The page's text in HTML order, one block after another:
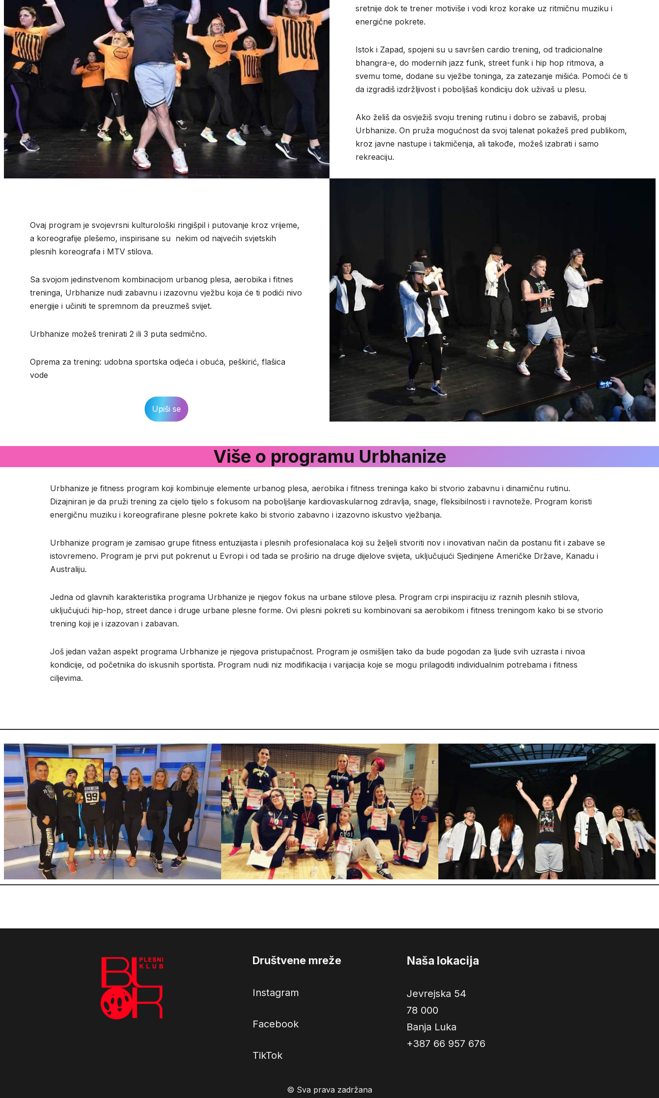
sretnije dok te trener motiviše i vodi kroz korake uz ritmičnu muziku i
energične pokrete.
Istok i Zapad, spojeni su u savršen cardio trening, od tradicionalne
bhangra-e, do modernih jazz funk, street funk i hip hop ritmova, a
svemu tome, dodane su vježbe toninga, za zatezanje mišića. Pomoći će ti
da izgradiš izdržljivost i poboljšaš kondiciju dok uživaš u plesu.
Ako želiš da osvježiš svoju trening rutinu i dobro se zabaviš, probaj
Urbhanize. On pruža mogućnost da svoj talenat pokažeš pred publikom,
kroz javne nastupe i takmičenja, ali takođe, možeš izabrati i samo
rekreaciju.
Ovaj program je svojevrsni kulturološki ringišpil i putovanje kroz vrijeme,
a koreografije plešemo, inspirisane su nekim od najvećih svjetskih
plesnih koreografa i MTV stilova.
Sa svojom jedinstvenom kombinacijom urbanog plesa, aerobika i fitnes
treninga, Urbhanize nudi zabavnu i izazovnu vježbu koja će ti podići nivo
energije i učiniti te spremnom da preuzmeš svijet.
Urbhanize možeš trenirati 2 ili 3 puta sedmično.
Oprema za trening: udobna sportska odjeća i obuća, peškirić, flašica
vode
Upiši se
Više o programu Urbhanize
Urbhanize je fitness program koji kombinuje elemente urbanog plesa, aerobika i fitness treninga kako bi stvorio zabavnu i dinamičnu rutinu.
Dizajniran je da pruži trening za cijelo tijelo s fokusom na poboljšanje kardiovaskularnog zdravlja, snage, fleksibilnosti i ravnoteže. Program koristi
energičnu muziku i koreografirane plesne pokrete kako bi stvorio zabavno i izazovno iskustvo vježbanja.
Urbhanize program je zamisao grupe fitness entuzijasta i plesnih profesionalaca koji su željeli stvoriti nov i inovativan način da postanu fit i zabave se
istovremeno. Program je prvi put pokrenut u Evropi i od tada se proširio na druge dijelove svijeta, uključujući Sjedinjene Američke Države, Kanadu i
Australiju.
Jedna od glavnih karakteristika programa Urbhanize je njegov fokus na urbane stilove plesa. Program crpi inspiraciju iz raznih plesnih stilova,
uključujući hip-hop, street dance i druge urbane plesne forme. Ovi plesni pokreti su kombinovani sa aerobikom i fitness treningom kako bi se stvorio
trening koji je i izazovan i zabavan.
Još jedan važan aspekt programa Urbhanize je njegova pristupačnost. Program je osmišljen tako da bude pogodan za ljude svih uzrasta i nivoa
kondicije, od početnika do iskusnih sportista. Program nudi niz modifikacija i varijacija koje se mogu prilagoditi individualnim potrebama i fitness
ciljevima.
Društvene mreže
Instagram
Facebook
TikTok
Naša lokacija
Jevrejska 54
78 000
Banja Luka
+387 66 957 676
© Sva prava zadržana